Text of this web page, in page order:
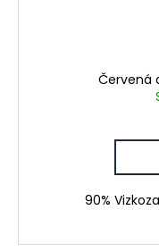
Červená
90%